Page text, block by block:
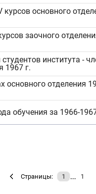
курсов основного
заочного
института -
1967 г.
основного отделения
обучения за 1966-
Страницы: 1 … 1